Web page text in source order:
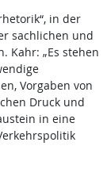
in der
sachlichen und
Kahr: „Es stehen
Vorgaben von
Druck und
in eine